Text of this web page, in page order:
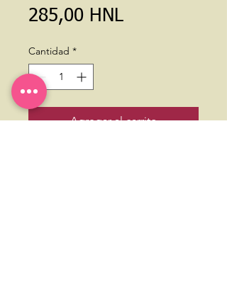
285,00 HNLPrecio
Cantidad *
Agregar al carrito